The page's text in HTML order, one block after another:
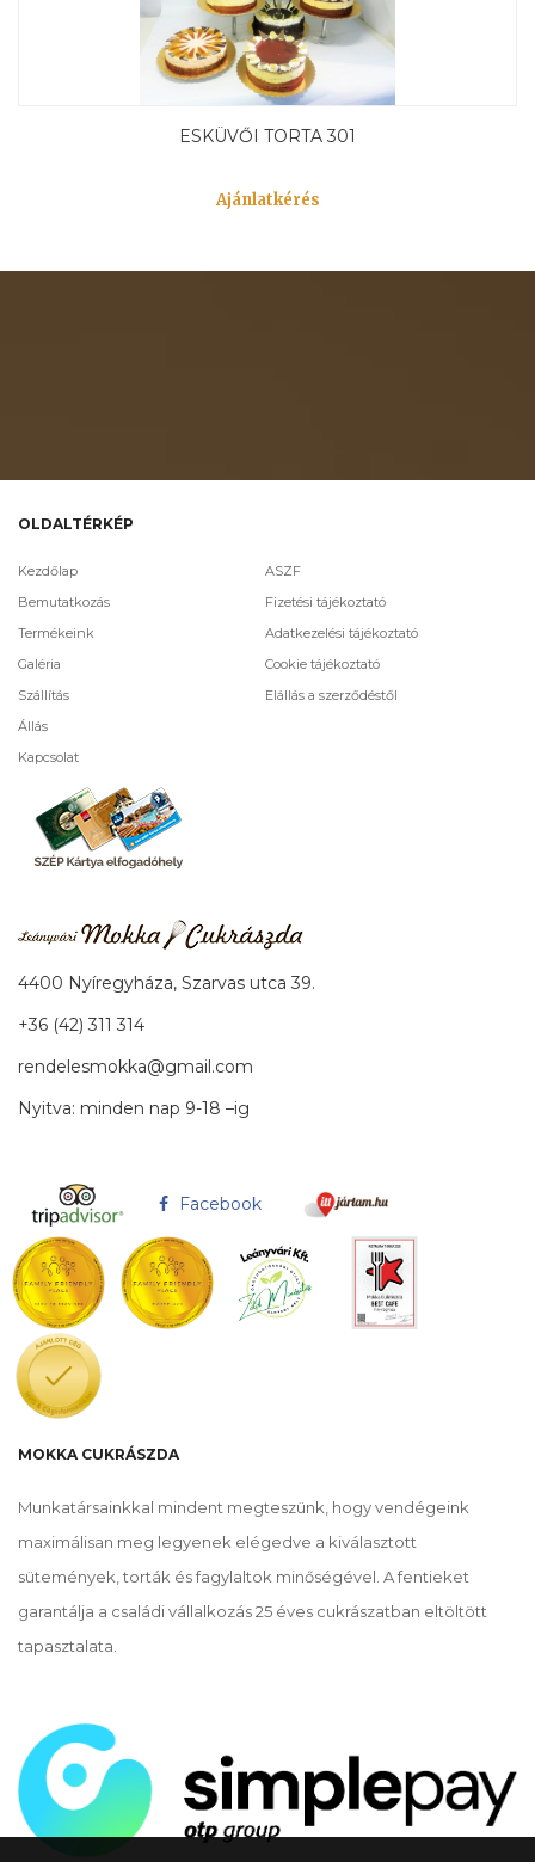
ESKÜVŐI TORTA 301
Ajánlatkérés
OLDALTÉRKÉP
Kezdőlap
Bemutatkozás
Termékeink
Galéria
Szállítás
Állás
Kapcsolat
ASZF
Fizetési tájékoztató
Adatkezelési tájékoztató
Cookie tájékoztató
Elállás a szerződéstől
4400 Nyíregyháza, Szarvas utca 39.
+36 (42) 311 314
rendelesmokka@gmail.com
Nyitva: minden nap 9-18 –ig
Facebook
MOKKA CUKRÁSZDA
Munkatársainkkal mindent megteszünk, hogy vendégeink
maximálisan meg legyenek elégedve a kiválasztott
sütemények, torták és fagylaltok minőségével. A fentieket
garantálja a családi vállalkozás 25 éves cukrászatban eltöltött
tapasztalata.